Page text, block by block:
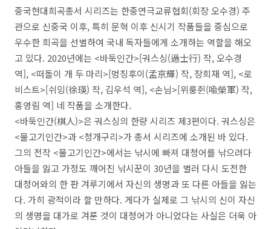
중국현대희곡총서 시리즈는 한중연극교류협회(회장 오수경) 주
관으로 신중국 이후,특히 문혁 이후 신시기 작품들을 중심으로
우수한 희곡을 선별하여 국내 독자들에게 소개하는 역할을 해오
고 있다. 2020년에는 <바둑인간>[궈스싱(過士行) 작,오수경
역], <떠돌이 개 두 마리>[멍징후이(孟京輝) 작, 장희재 역], <로
비스트>[쉬잉(徐瑛) 작, 김우석 역], <손님>[위룽쥔(喩榮軍) 작,
홍영림 역] 네 작품을 소개한다.
<바둑인간(棋人)>은 궈스싱의 한량 시리즈 제3편이다. 궈스싱은
<물고기인간>과 <청개구리>가 총서 시리즈에 소개된 바 있다.
그의 전작 <물고기인간>에서는 낚시에 빠져 대청어를 낚으려다
아들을 잃고 가정도 깨어진 낚시꾼이 30년을 별러 다시 도전한
대청어와의 한 판 겨루기에서 자신의 생명과 또 다른 아들을 잃는
다. 가히 광적이라 할 만하다. 게다가 실제로 그 낚시의 신이 자신
의 생명을 대가로 겨룬 것이 대청어가 아니었다는 사실은 더욱 아